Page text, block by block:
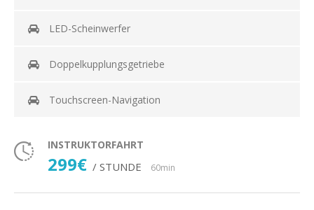
LED-Scheinwerfer
Doppelkupplungsgetriebe
Touchscreen-Navigation
INSTRUKTORFAHRT
299€ / STUNDE 60min